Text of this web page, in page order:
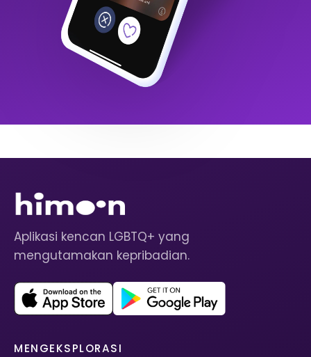
Aplikasi kencan LGBTQ+ yang
mengutamakan kepribadian.
MENGEKSPLORASI